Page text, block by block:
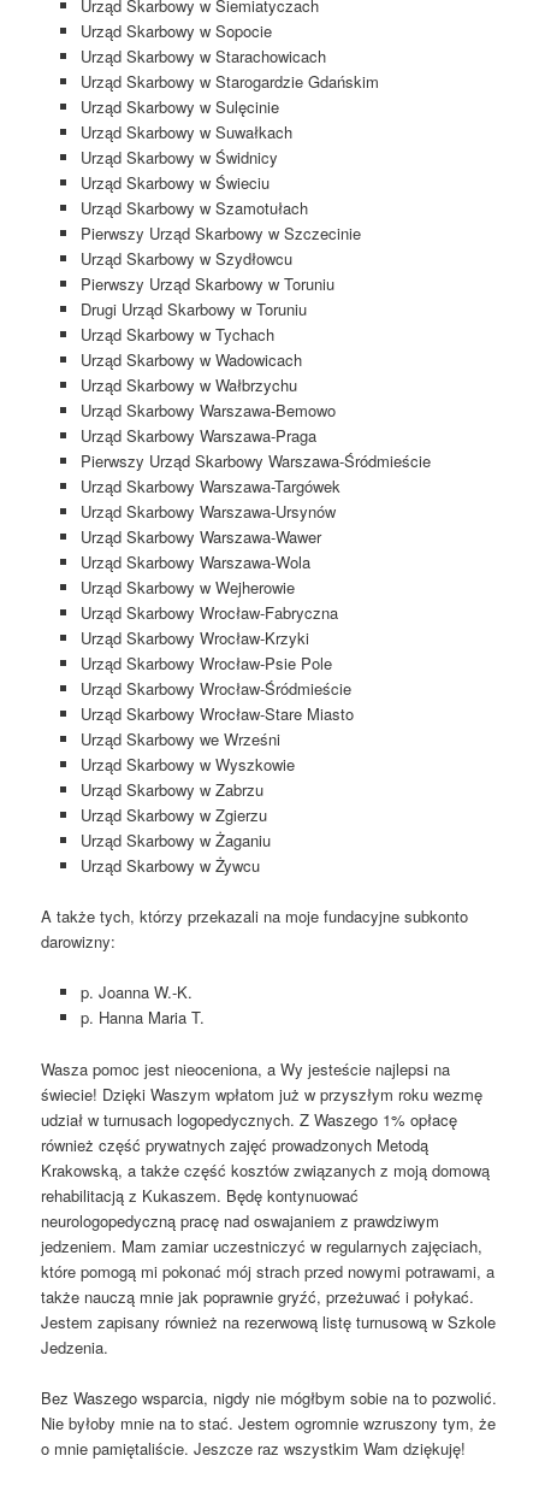
Urząd Skarbowy w Siemiatyczach
Urząd Skarbowy w Sopocie
Urząd Skarbowy w Starachowicach
Urząd Skarbowy w Starogardzie Gdańskim
Urząd Skarbowy w Sulęcinie
Urząd Skarbowy w Suwałkach
Urząd Skarbowy w Świdnicy
Urząd Skarbowy w Świeciu
Urząd Skarbowy w Szamotułach
Pierwszy Urząd Skarbowy w Szczecinie
Urząd Skarbowy w Szydłowcu
Pierwszy Urząd Skarbowy w Toruniu
Drugi Urząd Skarbowy w Toruniu
Urząd Skarbowy w Tychach
Urząd Skarbowy w Wadowicach
Urząd Skarbowy w Wałbrzychu
Urząd Skarbowy Warszawa-Bemowo
Urząd Skarbowy Warszawa-Praga
Pierwszy Urząd Skarbowy Warszawa-Śródmieście
Urząd Skarbowy Warszawa-Targówek
Urząd Skarbowy Warszawa-Ursynów
Urząd Skarbowy Warszawa-Wawer
Urząd Skarbowy Warszawa-Wola
Urząd Skarbowy w Wejherowie
Urząd Skarbowy Wrocław-Fabryczna
Urząd Skarbowy Wrocław-Krzyki
Urząd Skarbowy Wrocław-Psie Pole
Urząd Skarbowy Wrocław-Śródmieście
Urząd Skarbowy Wrocław-Stare Miasto
Urząd Skarbowy we Wrześni
Urząd Skarbowy w Wyszkowie
Urząd Skarbowy w Zabrzu
Urząd Skarbowy w Zgierzu
Urząd Skarbowy w Żaganiu
Urząd Skarbowy w Żywcu
A także tych, którzy przekazali na moje fundacyjne subkonto
darowizny:
p. Joanna W.-K.
p. Hanna Maria T.
Wasza pomoc jest nieoceniona, a Wy jesteście najlepsi na
świecie! Dzięki Waszym wpłatom już w przyszłym roku wezmę
udział w turnusach logopedycznych. Z Waszego 1% opłacę
również część prywatnych zajęć prowadzonych Metodą
Krakowską, a także część kosztów związanych z moją domową
rehabilitacją z Kukaszem. Będę kontynuować
neurologopedyczną pracę nad oswajaniem z prawdziwym
jedzeniem. Mam zamiar uczestniczyć w regularnych zajęciach,
które pomogą mi pokonać mój strach przed nowymi potrawami, a
także nauczą mnie jak poprawnie gryźć, przeżuwać i połykać.
Jestem zapisany również na rezerwową listę turnusową w Szkole
Jedzenia.
Bez Waszego wsparcia, nigdy nie mógłbym sobie na to pozwolić.
Nie byłoby mnie na to stać. Jestem ogromnie wzruszony tym, że
o mnie pamiętaliście. Jeszcze raz wszystkim Wam dziękuję!